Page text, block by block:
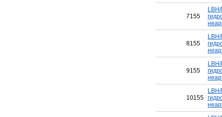
7155
8155
9155
10155